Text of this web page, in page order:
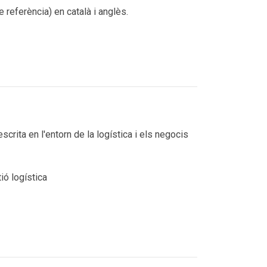
en català i anglès.
en l'entorn de la logística i els negocis
logística